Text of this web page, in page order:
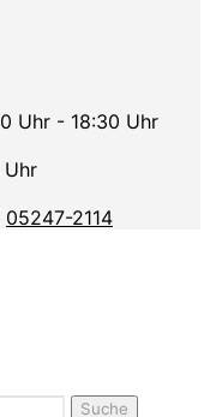
Uhr - 18:30 Uhr
05247-2114
Suche